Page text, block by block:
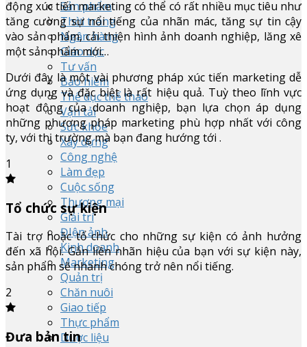
Sản phẩm
Thời trang
Ngân hàng
Giáo dục
Tư vấn
Bảo hiểm
Thể dục thể thao
Vận tải
Sức khỏe
Xây dựng
Công nghệ
Làm đẹp
Cuộc sống
Thương mại
Giải trí
ĐIện ảnh
Kinh doanh
Marketing
Quản trị
Chăn nuôi
Giao tiếp
Thực phẩm
Dược liệu
động xúc tiến marketing có thể có rất nhiều mục tiêu như
tăng cường sự nổi tiếng của nhãn mác, tăng sự tin cậy
vào sản phẩm, cải thiện hình ảnh doanh nghiệp, lăng xê
một sản phẩm mới…
Dưới đây là một vài phương pháp xúc tiến marketing dễ
ứng dụng và đặc biệt là rất hiệu quả. Tuỳ theo lĩnh vực
hoạt động của doanh nghiệp, bạn lựa chọn áp dụng
những phương pháp marketing phù hợp nhất với công
ty, với thị trường mà bạn đang hướng tới .
1
Tổ chức sự kiện
Tài trợ hoặc tổ chức cho những sự kiện có ảnh hưởng
đến xã hội. Gắn liền nhãn hiệu của bạn với sự kiện này,
sản phẩm sẽ nhanh chóng trở nên nổi tiếng.
2
Đưa bản tin